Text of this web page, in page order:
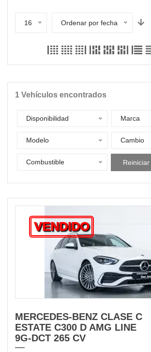
16 Ordenar por fecha
1 Vehículos encontrados
Disponibilidad Marca
Modelo Cambio
Combustible Reiniciar
VENDIDO
MERCEDES-BENZ CLASE C
ESTATE C300 D AMG LINE
9G-DCT 265 CV